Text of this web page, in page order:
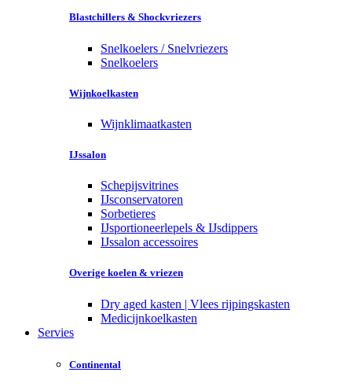
Blastchillers & Shockvriezers
Snelkoelers / Snelvriezers
Snelkoelers
Wijnkoelkasten
Wijnklimaatkasten
IJssalon
Schepijsvitrines
IJsconservatoren
Sorbetieres
IJsportioneerlepels & IJsdippers
IJssalon accessoires
Overige koelen & vriezen
Dry aged kasten | Vlees rijpingskasten
Medicijnkoelkasten
Servies
Continental